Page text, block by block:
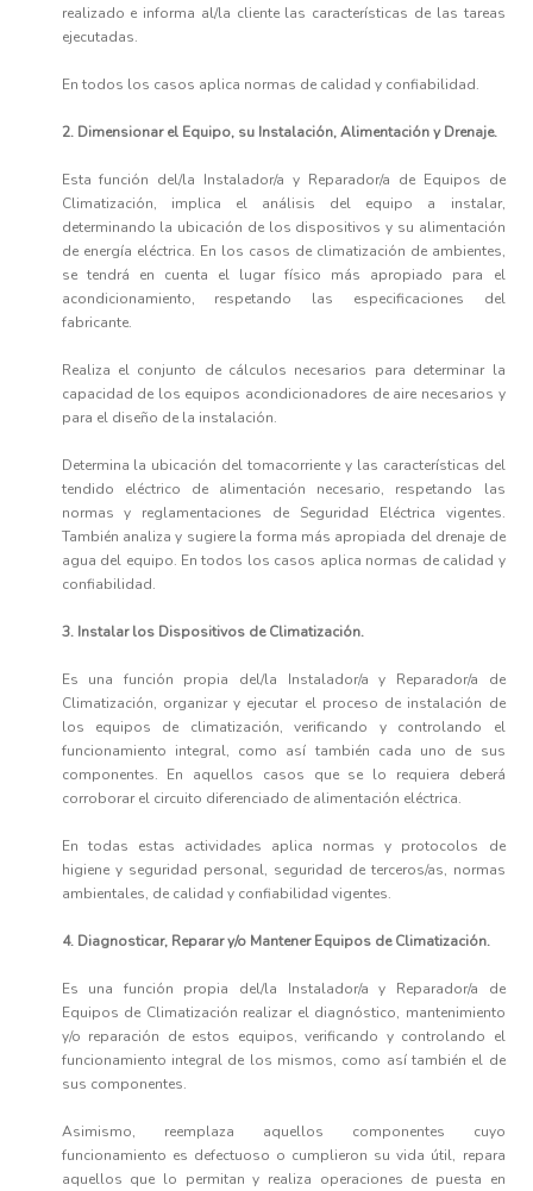
realizado e informa al/la cliente las características de las tareas
ejecutadas.
En todos los casos aplica normas de calidad y confiabilidad.
2. Dimensionar el Equipo, su Instalación, Alimentación y Drenaje.
Esta función del/la Instalador/a y Reparador/a de Equipos de
Climatización, implica el análisis del equipo a instalar,
determinando la ubicación de los dispositivos y su alimentación
de energía eléctrica. En los casos de climatización de ambientes,
se tendrá en cuenta el lugar físico más apropiado para el
acondicionamiento, respetando las especificaciones del
fabricante.
Realiza el conjunto de cálculos necesarios para determinar la
capacidad de los equipos acondicionadores de aire necesarios y
para el diseño de la instalación.
Determina la ubicación del tomacorriente y las características del
tendido eléctrico de alimentación necesario, respetando las
normas y reglamentaciones de Seguridad Eléctrica vigentes.
También analiza y sugiere la forma más apropiada del drenaje de
agua del equipo. En todos los casos aplica normas de calidad y
confiabilidad.
3. Instalar los Dispositivos de Climatización.
Es una función propia del/la Instalador/a y Reparador/a de
Climatización, organizar y ejecutar el proceso de instalación de
los equipos de climatización, verificando y controlando el
funcionamiento integral, como así también cada uno de sus
componentes. En aquellos casos que se lo requiera deberá
corroborar el circuito diferenciado de alimentación eléctrica.
En todas estas actividades aplica normas y protocolos de
higiene y seguridad personal, seguridad de terceros/as, normas
ambientales, de calidad y confiabilidad vigentes.
4. Diagnosticar, Reparar y/o Mantener Equipos de Climatización.
Es una función propia del/la Instalador/a y Reparador/a de
Equipos de Climatización realizar el diagnóstico, mantenimiento
y/o reparación de estos equipos, verificando y controlando el
funcionamiento integral de los mismos, como así también el de
sus componentes.
Asimismo, reemplaza aquellos componentes cuyo
funcionamiento es defectuoso o cumplieron su vida útil, repara
aquellos que lo permitan y realiza operaciones de puesta en